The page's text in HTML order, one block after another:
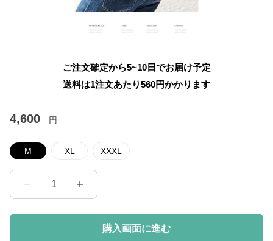
ご注文確定から5~10日でお届け予定
送料は1注文あたり560円かかります
4,600 円
M XL XXXL
1
購入画面に進む